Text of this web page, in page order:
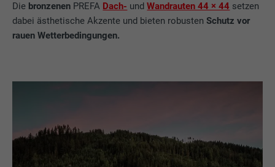
Die bronzenen PREFA Dach- undWandrauten 44 × 44 setzen
dabei ästhetische Akzente und bieten robustenSchutz vor
rauen Wetterbedingungen.